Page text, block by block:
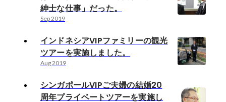
紳士な仕事」だった。
Sep 2019
インドネシアVIPファミリーの観光
ツアーを実施しました。
Aug 2019
シンガポールVIPご夫婦の結婚20
周年プライベートツアーを実施し